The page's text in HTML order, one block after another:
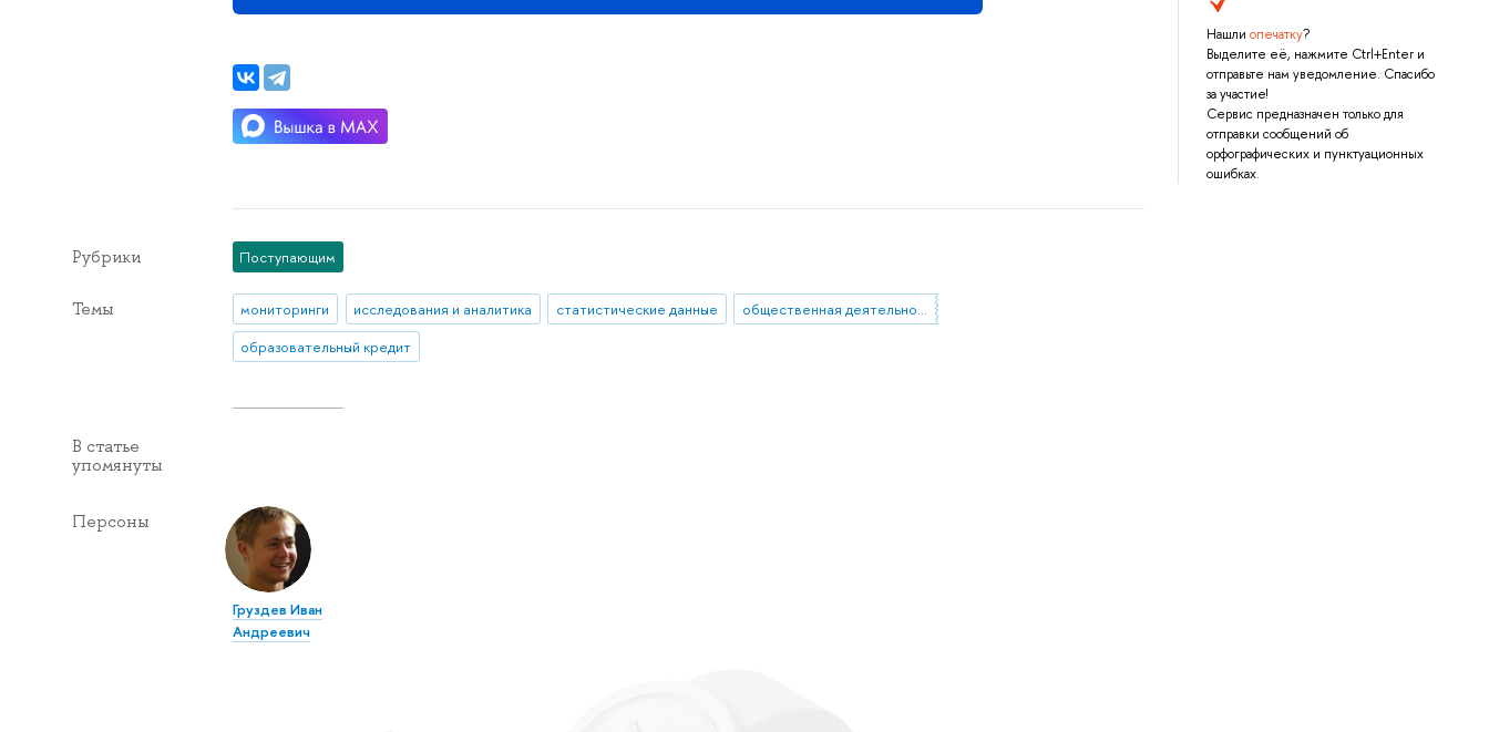
Нашли опечатку?
Выделите её, нажмите Ctrl+Enter и
отправьте нам уведомление. Спасибо
за участие!
Сервис предназначен только для
отправки сообщений об
орфографических и пунктуационных
ошибках.
Рубрики Поступающим
Темы мониторинги исследования и аналитика статистические данные
общественная деятельность
образовательный кредит
В статье
упомянуты
Персоны
Груздев Иван
Андреевич